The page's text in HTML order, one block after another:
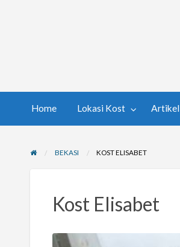
Home Lokasi Kost Artikel
BEKASI KOST ELISABET
Kost Elisabet